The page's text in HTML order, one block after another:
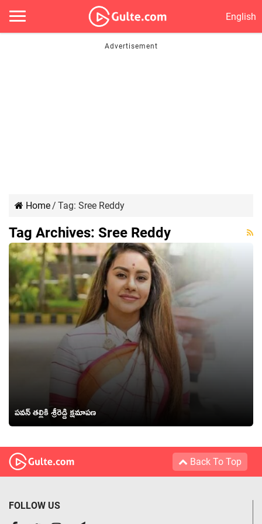
English
Home/ Tag: Sree Reddy
Tag Archives: Sree Reddy
ప‌వ‌న్ త‌ల్లికి శ్రీరెడ్డి క్ష‌మాప‌ణ‌
Back To Top
FOLLOW US